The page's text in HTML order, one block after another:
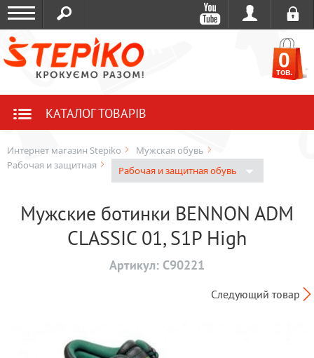
0
тов.
КАТАЛОГ ТОВАРІВ
Интернет магазин Stepiko
Мужская обувь
Рабочая и защитная
Рабочая и защитная обувь
Мужские ботинки BENNON ADM
CLASSIC 01, S1P High
Артикул: C90221
Следующий товар